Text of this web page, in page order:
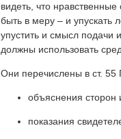
видеть, что
быть в меру – и упускать
упустить и смысл подачи
должны использовать
Они перечислены в ст.
объяснения сторон
показания